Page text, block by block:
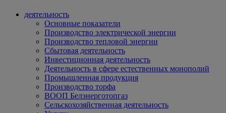
деятельность
Основные показатели
Производство электрической энергии
Производство тепловой энергии
Сбытовая деятельность
Инвестиционная деятельность
Деятельность в сфере естественных монополий
Промышленная продукция
Производство торфа
ВООП Белэнерготопгаз
Сельскохозяйственная деятельность